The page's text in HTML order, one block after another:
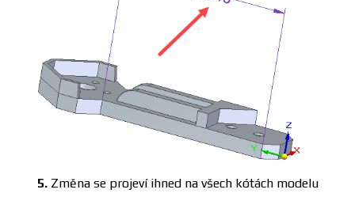
5. Změna se projeví ihned na všech kótách modelu